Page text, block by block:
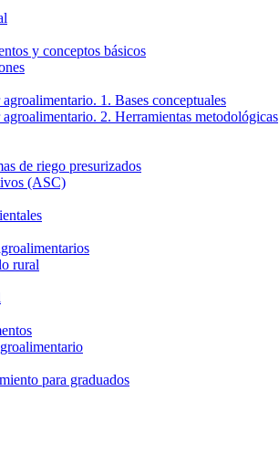
y conceptos básicos
1. Bases conceptuales
2. Herramientas metodológicas
de riego presurizados
(ASC)
rural
para graduados